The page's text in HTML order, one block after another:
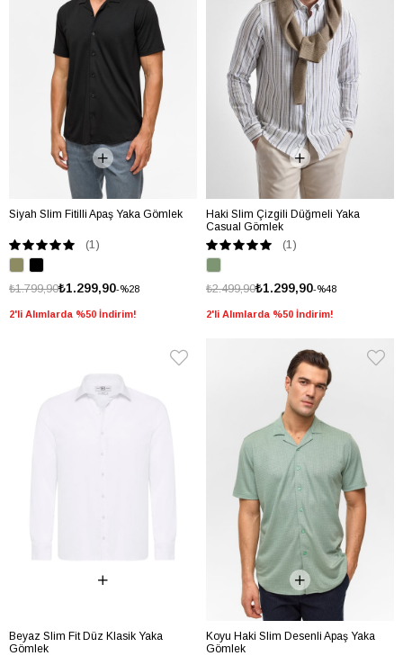
Siyah Slim Fitilli Apaş Yaka Gömlek
(1)
%28
₺1.299,90
₺1.799,90
2'li Alımlarda %50 İndirim!
Haki Slim Çizgili Düğmeli Yaka
Casual Gömlek
(1)
%48
₺1.299,90
₺2.499,90
2'li Alımlarda %50 İndirim!
Beyaz Slim Fit Düz Klasik Yaka
Gömlek
Koyu Haki Slim Desenli Apaş Yaka
Gömlek